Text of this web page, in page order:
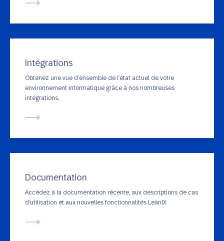
Intégrations
Obtenez une vue d’ensemble de l’état actuel de votre
environnement informatique grâce à nos nombreuses
intégrations.
Documentation
Accédez à la documentation récente, aux descriptions de cas
d’utilisation et aux nouvelles fonctionnalités LeanIX